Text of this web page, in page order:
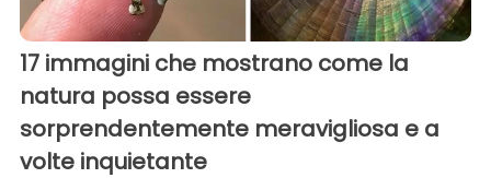
17 immagini che mostrano come la
natura possa essere
sorprendentemente meravigliosa e a
volte inquietante